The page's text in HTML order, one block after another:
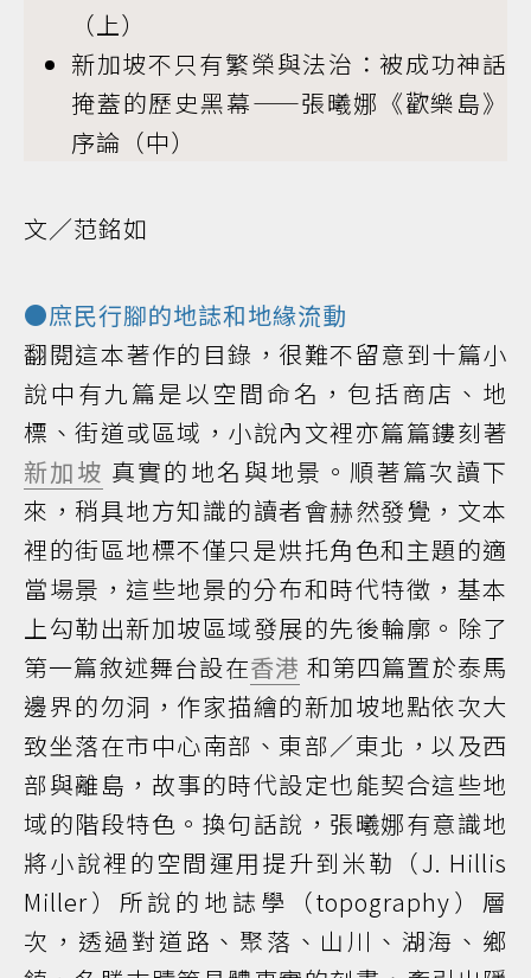
（上）
新加坡不只有繁榮與法治：被成功神話
掩蓋的歷史黑幕——張曦娜《歡樂島》
序論（中）
文／范銘如
●庶民行腳的地誌和地緣流動
翻閱這本著作的目錄，很難不留意到十篇小
說中有九篇是以空間命名，包括商店、地
標、街道或區域，小說內文裡亦篇篇鏤刻著
新加坡 真實的地名與地景。順著篇次讀下
來，稍具地方知識的讀者會赫然發覺，文本
裡的街區地標不僅只是烘托角色和主題的適
當場景，這些地景的分布和時代特徵，基本
上勾勒出新加坡區域發展的先後輪廓。除了
第一篇敘述舞台設在香港 和第四篇置於泰馬
邊界的勿洞，作家描繪的新加坡地點依次大
致坐落在市中心南部、東部／東北，以及西
部與離島，故事的時代設定也能契合這些地
域的階段特色。換句話說，張曦娜有意識地
將小說裡的空間運用提升到米勒（J. Hillis
Miller）所說的地誌學（topography）層
次，透過對道路、聚落、山川、湖海、鄉